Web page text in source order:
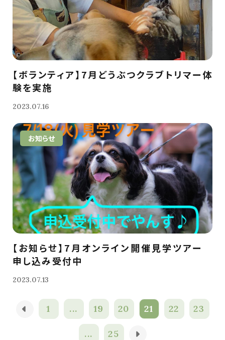
【ボランティア】7月どうぶつクラブトリマー体
験を実施
2023.07.16
お知らせ
【お知らせ】7月オンライン開催見学ツアー
申し込み受付中
2023.07.13
1 ... 19 20 21 22 23
... 25